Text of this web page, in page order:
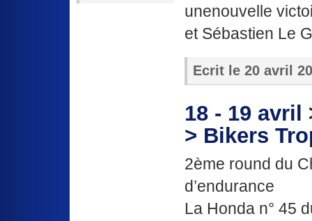
unenouvelle
et Sébastien Le
Ecrit le 20 avril
18 - 19
> Bikers
2ème round du
d’endurance
La Honda n° 45